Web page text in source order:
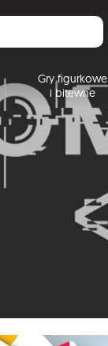
Gry figurkowe
i bitewne